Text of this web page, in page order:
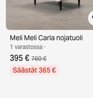
Meli Meli Carla nojatuoli
1 varastossa ·
395 € 760 €
Säästät 365 €